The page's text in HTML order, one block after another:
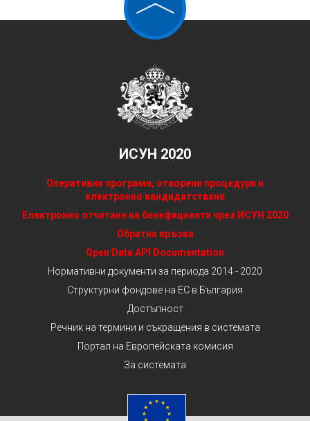
ИСУН 2020
Оперативни програми, отворени процедури и
електронно кандидатстване
Електронно отчитане на бенефициенти чрез ИСУН 2020
Обратна връзка
Open Data API Documentation
Нормативни документи за периода 2014 - 2020
Структурни фондове на ЕС в България
Достъпност
Речник на термини и съкращения в системата
Портал на Европейската комисия
За системата